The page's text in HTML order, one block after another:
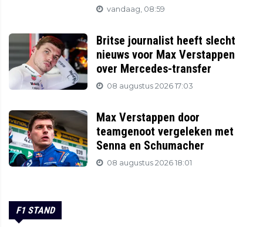
vandaag, 08:59
Britse journalist heeft slecht
nieuws voor Max Verstappen
over Mercedes-transfer
08 augustus 2026 17:03
Max Verstappen door
teamgenoot vergeleken met
Senna en Schumacher
08 augustus 2026 18:01
F1 STAND